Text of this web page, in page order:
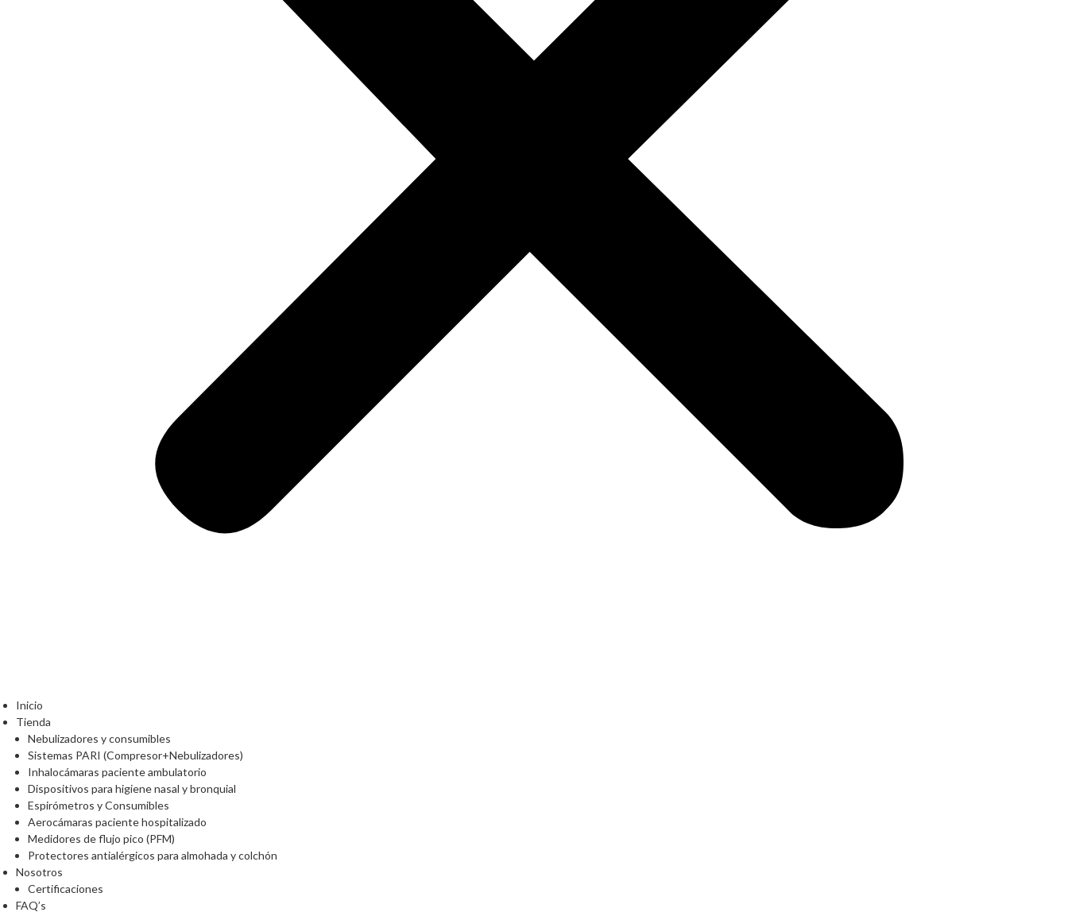
Inicio
Tienda
Nebulizadores y consumibles
Sistemas PARI (Compresor+Nebulizadores)
Inhalocámaras paciente ambulatorio
Dispositivos para higiene nasal y bronquial
Espirómetros y Consumibles
Aerocámaras paciente hospitalizado
Medidores de flujo pico (PFM)
Protectores antialérgicos para almohada y colchón
Nosotros
Certificaciones
FAQ’s